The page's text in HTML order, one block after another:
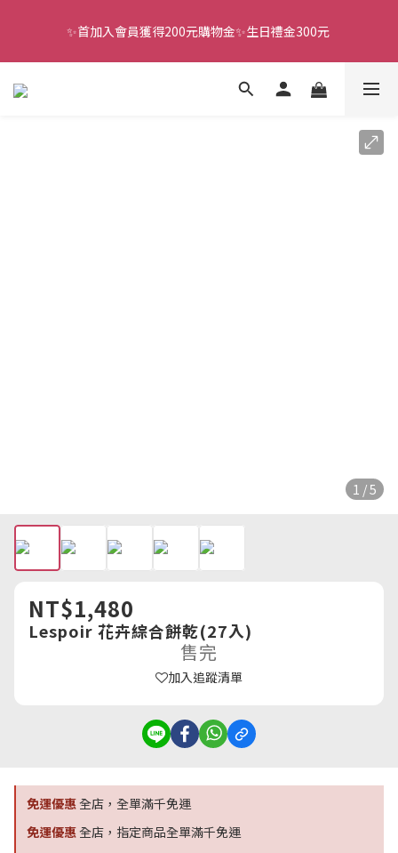
全館滿千免運
✨首加入會員獲得200元購物金✨生日禮金300元
1 / 5
NT$1,480
Lespoir 花卉綜合餅乾(27入)
售完
加入追蹤清單
免運優惠全店，全單滿千免運
免運優惠全店，指定商品全單滿千免運